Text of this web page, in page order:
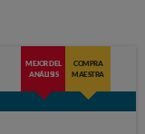
MEJOR DEL
ANÁLISIS
COMPRA
MAESTRA